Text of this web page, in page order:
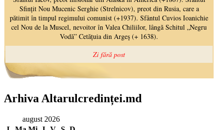
Arhiva Altarulcredinței.md
august 2026